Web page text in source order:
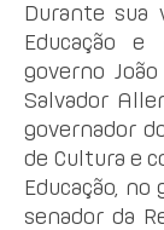
Durante sua
Educação
governo
Salvador
governador
de Cultura e
Educação,
senador da